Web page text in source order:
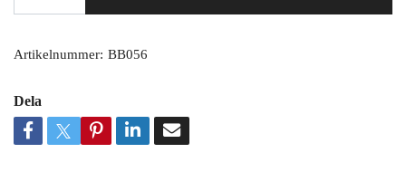
Artikelnummer: BB056
Dela